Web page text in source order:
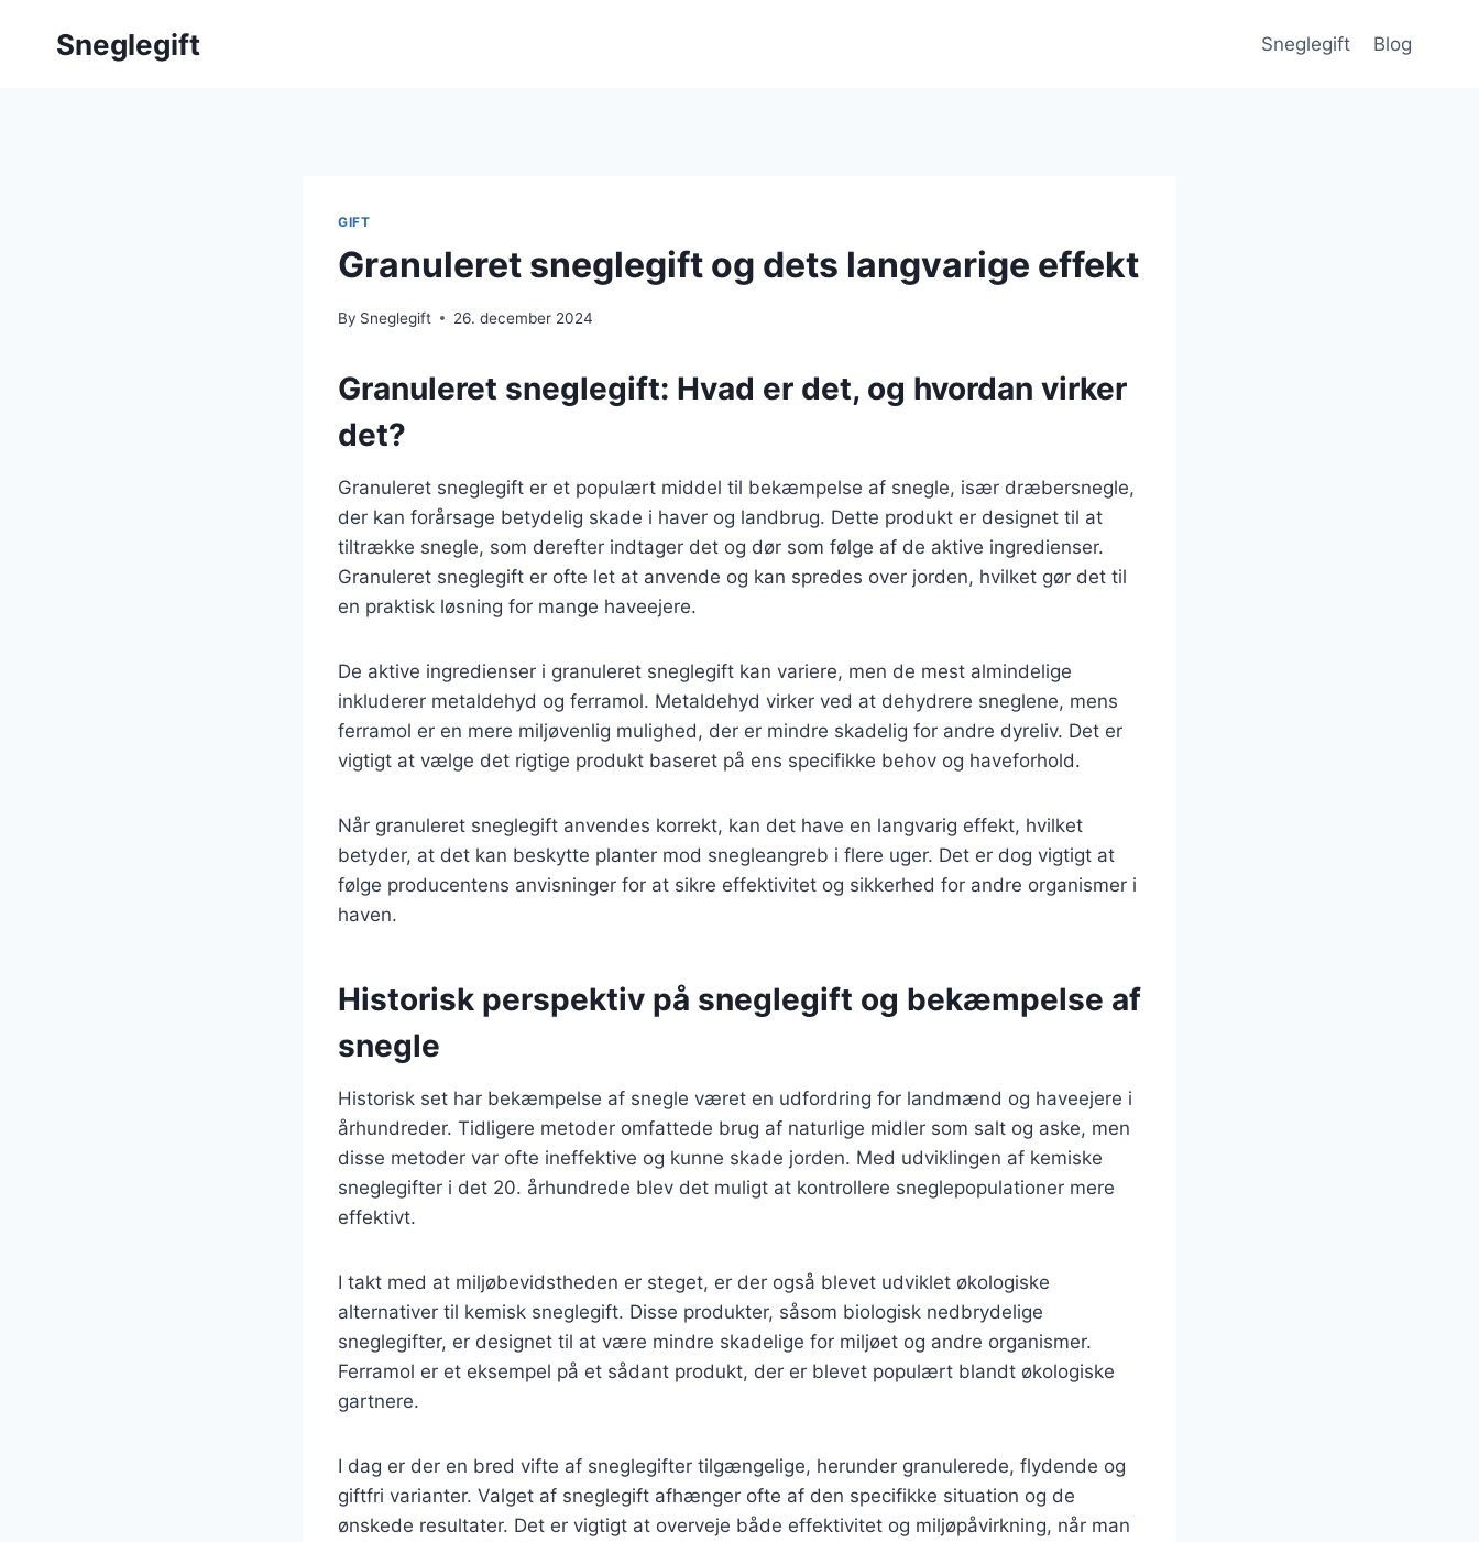
Sneglegift Sneglegift Blog
GIFT
Granuleret sneglegift og dets langvarige effekt
By Sneglegift 26. december 2024
Granuleret sneglegift: Hvad er det, og hvordan virker
det?
Granuleret sneglegift er et populært middel til bekæmpelse af snegle, især dræbersnegle,
der kan forårsage betydelig skade i haver og landbrug. Dette produkt er designet til at
tiltrække snegle, som derefter indtager det og dør som følge af de aktive ingredienser.
Granuleret sneglegift er ofte let at anvende og kan spredes over jorden, hvilket gør det til
en praktisk løsning for mange haveejere.
De aktive ingredienser i granuleret sneglegift kan variere, men de mest almindelige
inkluderer metaldehyd og ferramol. Metaldehyd virker ved at dehydrere sneglene, mens
ferramol er en mere miljøvenlig mulighed, der er mindre skadelig for andre dyreliv. Det er
vigtigt at vælge det rigtige produkt baseret på ens specifikke behov og haveforhold.
Når granuleret sneglegift anvendes korrekt, kan det have en langvarig effekt, hvilket
betyder, at det kan beskytte planter mod snegleangreb i flere uger. Det er dog vigtigt at
følge producentens anvisninger for at sikre effektivitet og sikkerhed for andre organismer i
haven.
Historisk perspektiv på sneglegift og bekæmpelse af
snegle
Historisk set har bekæmpelse af snegle været en udfordring for landmænd og haveejere i
århundreder. Tidligere metoder omfattede brug af naturlige midler som salt og aske, men
disse metoder var ofte ineffektive og kunne skade jorden. Med udviklingen af kemiske
sneglegifter i det 20. århundrede blev det muligt at kontrollere sneglepopulationer mere
effektivt.
I takt med at miljøbevidstheden er steget, er der også blevet udviklet økologiske
alternativer til kemisk sneglegift. Disse produkter, såsom biologisk nedbrydelige
sneglegifter, er designet til at være mindre skadelige for miljøet og andre organismer.
Ferramol er et eksempel på et sådant produkt, der er blevet populært blandt økologiske
gartnere.
I dag er der en bred vifte af sneglegifter tilgængelige, herunder granulerede, flydende og
giftfri varianter. Valget af sneglegift afhænger ofte af den specifikke situation og de
ønskede resultater. Det er vigtigt at overveje både effektivitet og miljøpåvirkning, når man